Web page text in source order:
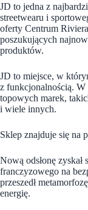
JD to jedna z
streetwearu i
oferty Centrum
poszukujących
produktów.
JD to miejsce, w
z funkcjonalnością.
topowych marek,
i wiele innych.
Sklep znajduje się na
Nową odsłonę
franczyzowego na
przeszedł
energię.